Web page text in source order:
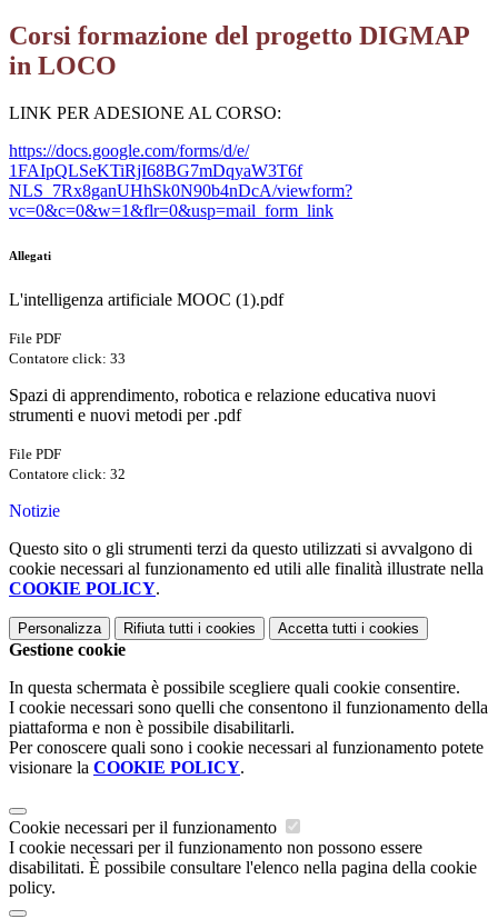
Corsi formazione del progetto DIGMAP
in LOCO
LINK PER ADESIONE AL CORSO:
https://docs.google.com/forms/d/e/
1FAIpQLSeKTiRjI68BG7mDqyaW3T6f
NLS_7Rx8ganUHhSk0N90b4nDcA/viewform?
vc=0&c=0&w=1&flr=0&usp=mail_form_link
Allegati
L'intelligenza artificiale MOOC (1).pdf
File PDF
Contatore click: 33
Spazi di apprendimento, robotica e relazione educativa nuovi
strumenti e nuovi metodi per .pdf
File PDF
Contatore click: 32
Notizie
Questo sito o gli strumenti terzi da questo utilizzati si avvalgono di
cookie necessari al funzionamento ed utili alle finalità illustrate nella
COOKIE POLICY.
Personalizza Rifiuta tutti i cookies Accetta tutti i cookies
Gestione cookie
In questa schermata è possibile scegliere quali cookie consentire.
I cookie necessari sono quelli che consentono il funzionamento della
piattaforma e non è possibile disabilitarli.
Per conoscere quali sono i cookie necessari al funzionamento potete
visionare la COOKIE POLICY.
Cookie necessari per il funzionamento
I cookie necessari per il funzionamento non possono essere
disabilitati. È possibile consultare l'elenco nella pagina della cookie
policy.